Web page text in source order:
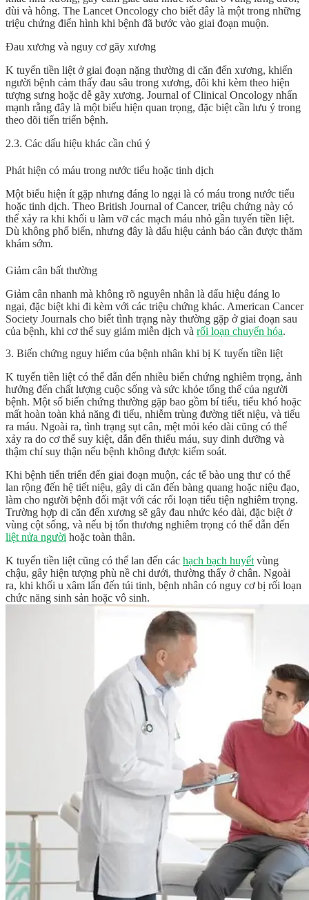
đùi và hông. The Lancet Oncology cho biết đây là một trong những
triệu chứng điển hình khi bệnh đã bước vào giai đoạn muộn.
Đau xương và nguy cơ gãy xương
K tuyến tiền liệt ở giai đoạn nặng thường di căn đến xương, khiến
người bệnh cảm thấy đau sâu trong xương, đôi khi kèm theo hiện
tượng sưng hoặc dễ gãy xương. Journal of Clinical Oncology nhấn
mạnh rằng đây là một biểu hiện quan trọng, đặc biệt cần lưu ý trong
theo dõi tiến triển bệnh.
2.3. Các dấu hiệu khác cần chú ý
Phát hiện có máu trong nước tiểu hoặc tinh dịch
Một biểu hiện ít gặp nhưng đáng lo ngại là có máu trong nước tiểu
hoặc tinh dịch. Theo British Journal of Cancer, triệu chứng này có
thể xảy ra khi khối u làm vỡ các mạch máu nhỏ gần tuyến tiền liệt.
Dù không phổ biến, nhưng đây là dấu hiệu cảnh báo cần được thăm
khám sớm.
Giảm cân bất thường
Giảm cân nhanh mà không rõ nguyên nhân là dấu hiệu đáng lo
ngại, đặc biệt khi đi kèm với các triệu chứng khác. American Cancer
Society Journals cho biết tình trạng này thường gặp ở giai đoạn sau
của bệnh, khi cơ thể suy giảm miễn dịch và rối loạn chuyển hóa.
3. Biến chứng nguy hiểm của bệnh nhân khi bị K tuyến tiền liệt
K tuyến tiền liệt có thể dẫn đến nhiều biến chứng nghiêm trọng, ảnh
hưởng đến chất lượng cuộc sống và sức khỏe tổng thể của người
bệnh. Một số biến chứng thường gặp bao gồm bí tiểu, tiểu khó hoặc
mất hoàn toàn khả năng đi tiểu, nhiễm trùng đường tiết niệu, và tiểu
ra máu. Ngoài ra, tình trạng sụt cân, mệt mỏi kéo dài cũng có thể
xảy ra do cơ thể suy kiệt, dẫn đến thiếu máu, suy dinh dưỡng và
thậm chí suy thận nếu bệnh không được kiểm soát.
Khi bệnh tiến triển đến giai đoạn muộn, các tế bào ung thư có thể
lan rộng đến hệ tiết niệu, gây di căn đến bàng quang hoặc niệu đạo,
làm cho người bệnh đối mặt với các rối loạn tiểu tiện nghiêm trọng.
Trường hợp di căn đến xương sẽ gây đau nhức kéo dài, đặc biệt ở
vùng cột sống, và nếu bị tổn thương nghiêm trọng có thể dẫn đến
liệt nửa người hoặc toàn thân.
K tuyến tiền liệt cũng có thể lan đến các hạch bạch huyết vùng
chậu, gây hiện tượng phù nề chi dưới, thường thấy ở chân. Ngoài
ra, khi khối u xâm lấn đến túi tinh, bệnh nhân có nguy cơ bị rối loạn
chức năng sinh sản hoặc vô sinh.